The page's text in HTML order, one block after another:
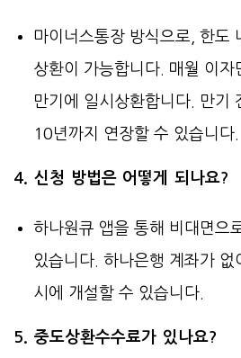
마이너스통장 방식으로, 한도
상환이 가능합니다. 매월 이자
만기에 일시상환합니다. 만기
10년까지 연장할 수 있습니다.
4. 신청 방법은 어떻게 되나요?
하나원큐 앱을 통해 비대면으
있습니다. 하나은행 계좌가 없
시에 개설할 수 있습니다.
5. 중도상환수수료가 있나요?